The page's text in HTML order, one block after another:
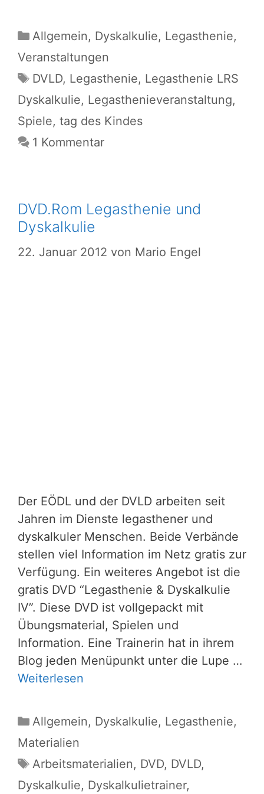
Kategorien
Allgemein, Dyskalkulie, Legasthenie,
Veranstaltungen
Schlagwörter
DVLD, Legasthenie, Legasthenie LRS
Dyskalkulie, Legasthenieveranstaltung,
Spiele, tag des Kindes
1 Kommentar
DVD.Rom Legasthenie und
Dyskalkulie
22. Januar 2012 von Mario Engel
Der EÖDL und der DVLD arbeiten seit
Jahren im Dienste legasthener und
dyskalkuler Menschen. Beide Verbände
stellen viel Information im Netz gratis zur
Verfügung. Ein weiteres Angebot ist die
gratis DVD “Legasthenie & Dyskalkulie
IV”. Diese DVD ist vollgepackt mit
Übungsmaterial, Spielen und
Information. Eine Trainerin hat in ihrem
Blog jeden Menüpunkt unter die Lupe …
Weiterlesen
Kategorien
Allgemein, Dyskalkulie, Legasthenie,
Materialien
Schlagwörter
Arbeitsmaterialien, DVD, DVLD,
Dyskalkulie, Dyskalkulietrainer,